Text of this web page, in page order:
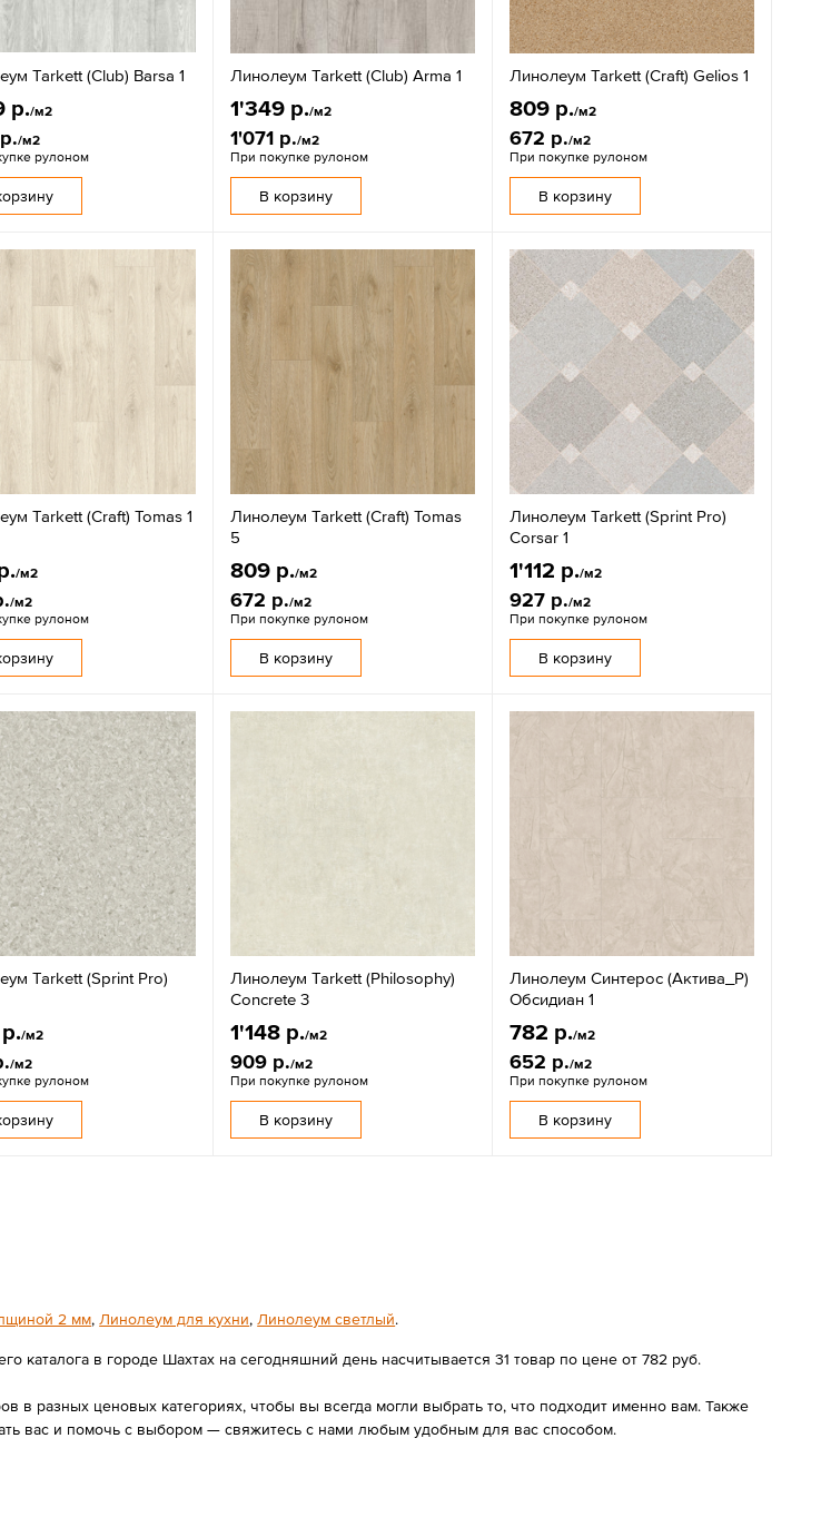
Tarkett (Club) Barsa 1
р./м2
/м2
рулоном
Линолеум Tarkett (Club) Arma 1
1'349 р./м2
1'071 р./м2
При покупке рулоном
В корзину
Линолеум Tarkett (Craft) Gelios 1
809 р./м2
672 р./м2
При покупке рулоном
В корзину
Tarkett (Craft) Tomas 1
/м2
/м2
рулоном
Линолеум Tarkett (Craft) Tomas
5
809 р./м2
672 р./м2
При покупке рулоном
В корзину
Линолеум Tarkett (Sprint Pro)
Corsar 1
1'112 р./м2
927 р./м2
При покупке рулоном
В корзину
Tarkett (Sprint Pro)
р./м2
/м2
рулоном
Линолеум Tarkett (Philosophy)
Concrete 3
1'148 р./м2
909 р./м2
При покупке рулоном
В корзину
Линолеум Синтерос (Актива_Р)
Обсидиан 1
782 р./м2
652 р./м2
При покупке рулоном
В корзину
2 мм, Линолеум для кухни, Линолеум светлый.
каталога в городе Шахтах на сегодняшний день насчитывается 31 товар по цене от 782 руб.
в разных ценовых категориях, чтобы вы всегда могли выбрать то, что подходит именно вам. Также
вас и помочь с выбором — свяжитесь с нами любым удобным для вас способом.